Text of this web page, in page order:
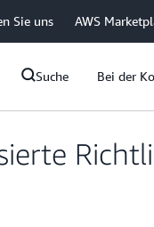
Sie uns AWS
Suche Bei der